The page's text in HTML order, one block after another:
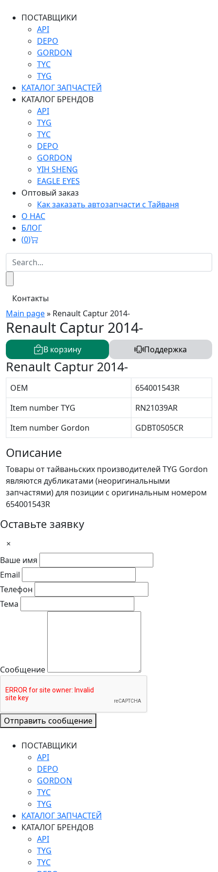
ПОСТАВЩИКИ
API
DEPO
GORDON
TYC
TYG
КАТАЛОГ ЗАПЧАСТЕЙ
КАТАЛОГ БРЕНДОВ
API
TYG
TYC
DEPO
GORDON
YIH SHENG
EAGLE EYES
Оптовый заказ
Как заказать автозапчасти с Тайваня
О НАС
БЛОГ
(0)
Контакты
Main page» Renault Captur 2014-
Renault Captur 2014-
В корзину Поддержка
Renault Captur 2014-
OEM
654001543R
Item number TYG
RN21039AR
Item number Gordon
GDBT0505CR
Описание
Товары от тайваньских производителей TYG Gordon
являются дубликатами (неоригинальными
запчастями) для позиции с оригинальным номером
654001543R
Оставьте заявку
×
Ваше имя
Email
Телефон
Тема
Сообщение
Отправить сообщение
ПОСТАВЩИКИ
API
DEPO
GORDON
TYC
TYG
КАТАЛОГ ЗАПЧАСТЕЙ
КАТАЛОГ БРЕНДОВ
API
TYG
TYC